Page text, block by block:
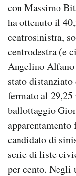
con Massimo
ha ottenuto il
centrosinistra,
centrodestra (e
Angelino Alfano
stato
fermato al
ballottaggio
candidato di
serie di liste
per cento. Negli